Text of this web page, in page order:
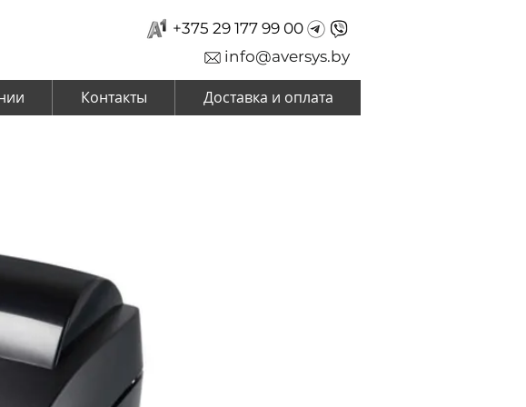
+375 29 177 99 00
info@aversys.by
Контакты Доставка и оплата